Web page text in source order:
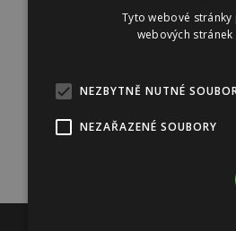
Tyto webové
webových
NEZBYTNĚ NUTNÉ
NEZAŘAZENÉ SOUBORY